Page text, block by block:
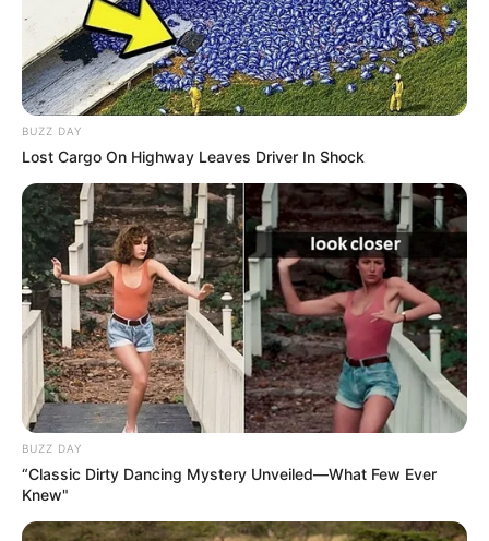
BUZZ DAY
Lost Cargo On Highway Leaves Driver In Shock
BUZZ DAY
“Classic Dirty Dancing Mystery Unveiled—What Few Ever
Knew"